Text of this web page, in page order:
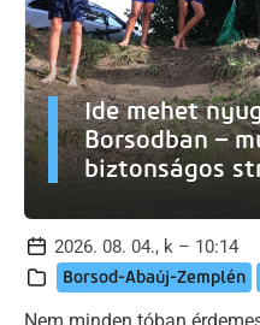
Ide mehet
Borsodban –
biztonságos
2026. 08. 04., k – 10:14
Borsod-Abaúj-Zemplén